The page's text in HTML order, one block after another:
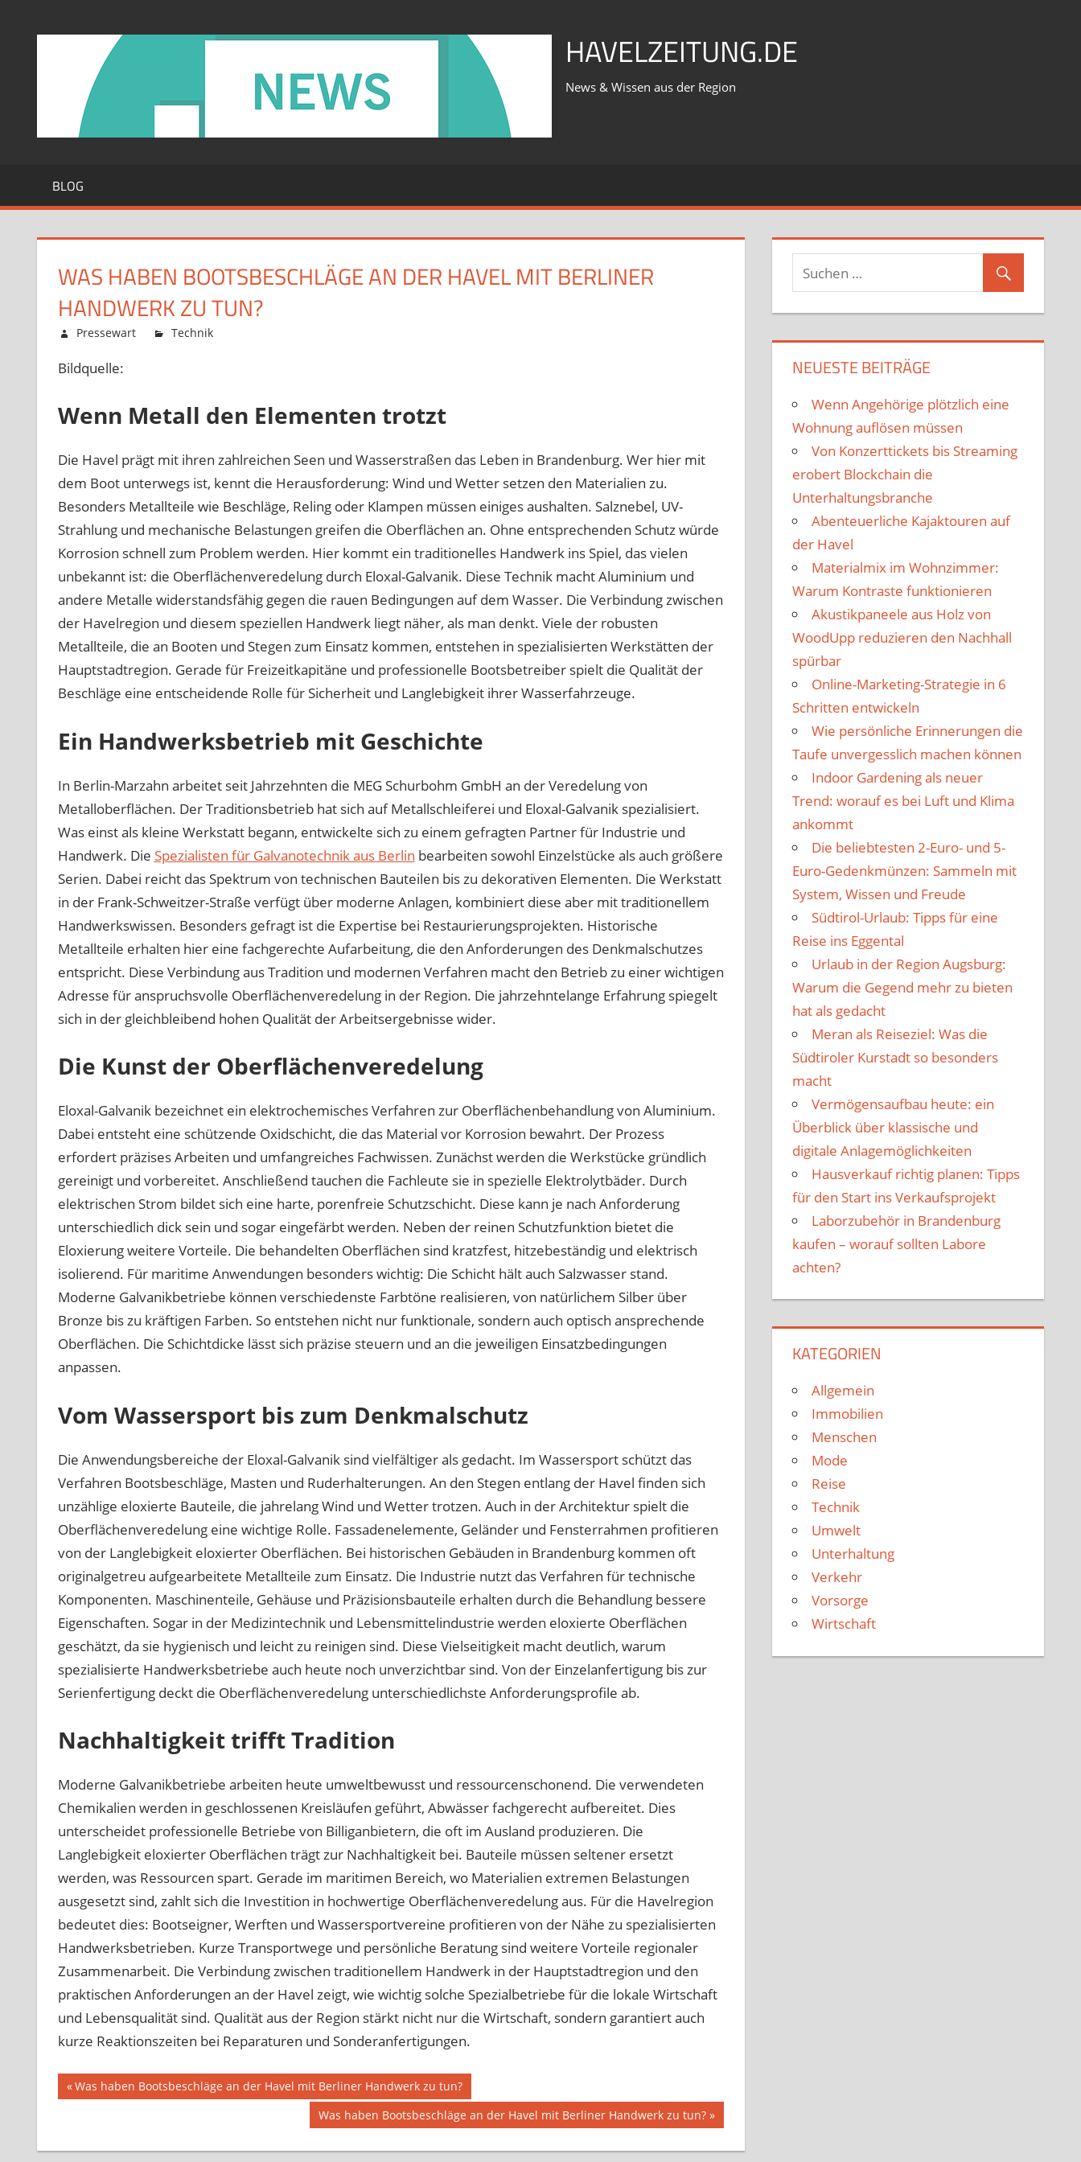
HAVELZEITUNG.DE
News & Wissen aus der Region
BLOG
WAS HABEN BOOTSBESCHLÄGE AN DER HAVEL MIT BERLINER
HANDWERK ZU TUN?
Februar 12, 2026
Pressewart Technik
an
der
mit
Berliner
Handwerk
zu
tun?
Bildquelle:
Wenn Metall den Elementen trotzt
Die Havel prägt mit ihren zahlreichen Seen und Wasserstraßen das Leben in Brandenburg. Wer hier mit
dem Boot unterwegs ist, kennt die Herausforderung: Wind und Wetter setzen den Materialien zu.
Besonders Metallteile wie Beschläge, Reling oder Klampen müssen einiges aushalten. Salznebel, UV-
Strahlung und mechanische Belastungen greifen die Oberflächen an. Ohne entsprechenden Schutz würde
Korrosion schnell zum Problem werden. Hier kommt ein traditionelles Handwerk ins Spiel, das vielen
unbekannt ist: die Oberflächenveredelung durch Eloxal-Galvanik. Diese Technik macht Aluminium und
andere Metalle widerstandsfähig gegen die rauen Bedingungen auf dem Wasser. Die Verbindung zwischen
der Havelregion und diesem speziellen Handwerk liegt näher, als man denkt. Viele der robusten
Metallteile, die an Booten und Stegen zum Einsatz kommen, entstehen in spezialisierten Werkstätten der
Hauptstadtregion. Gerade für Freizeitkapitäne und professionelle Bootsbetreiber spielt die Qualität der
Beschläge eine entscheidende Rolle für Sicherheit und Langlebigkeit ihrer Wasserfahrzeuge.
Ein Handwerksbetrieb mit Geschichte
In Berlin-Marzahn arbeitet seit Jahrzehnten die MEG Schurbohm GmbH an der Veredelung von
Metalloberflächen. Der Traditionsbetrieb hat sich auf Metallschleiferei und Eloxal-Galvanik spezialisiert.
Was einst als kleine Werkstatt begann, entwickelte sich zu einem gefragten Partner für Industrie und
Handwerk. Die Spezialisten für Galvanotechnik aus Berlin bearbeiten sowohl Einzelstücke als auch größere
Serien. Dabei reicht das Spektrum von technischen Bauteilen bis zu dekorativen Elementen. Die Werkstatt
in der Frank-Schweitzer-Straße verfügt über moderne Anlagen, kombiniert diese aber mit traditionellem
Handwerkswissen. Besonders gefragt ist die Expertise bei Restaurierungsprojekten. Historische
Metallteile erhalten hier eine fachgerechte Aufarbeitung, die den Anforderungen des Denkmalschutzes
entspricht. Diese Verbindung aus Tradition und modernen Verfahren macht den Betrieb zu einer wichtigen
Adresse für anspruchsvolle Oberflächenveredelung in der Region. Die jahrzehntelange Erfahrung spiegelt
sich in der gleichbleibend hohen Qualität der Arbeitsergebnisse wider.
Die Kunst der Oberflächenveredelung
Eloxal-Galvanik bezeichnet ein elektrochemisches Verfahren zur Oberflächenbehandlung von Aluminium.
Dabei entsteht eine schützende Oxidschicht, die das Material vor Korrosion bewahrt. Der Prozess
erfordert präzises Arbeiten und umfangreiches Fachwissen. Zunächst werden die Werkstücke gründlich
gereinigt und vorbereitet. Anschließend tauchen die Fachleute sie in spezielle Elektrolytbäder. Durch
elektrischen Strom bildet sich eine harte, porenfreie Schutzschicht. Diese kann je nach Anforderung
unterschiedlich dick sein und sogar eingefärbt werden. Neben der reinen Schutzfunktion bietet die
Eloxierung weitere Vorteile. Die behandelten Oberflächen sind kratzfest, hitzebeständig und elektrisch
isolierend. Für maritime Anwendungen besonders wichtig: Die Schicht hält auch Salzwasser stand.
Moderne Galvanikbetriebe können verschiedenste Farbtöne realisieren, von natürlichem Silber über
Bronze bis zu kräftigen Farben. So entstehen nicht nur funktionale, sondern auch optisch ansprechende
Oberflächen. Die Schichtdicke lässt sich präzise steuern und an die jeweiligen Einsatzbedingungen
anpassen.
Vom Wassersport bis zum Denkmalschutz
Die Anwendungsbereiche der Eloxal-Galvanik sind vielfältiger als gedacht. Im Wassersport schützt das
Verfahren Bootsbeschläge, Masten und Ruderhalterungen. An den Stegen entlang der Havel finden sich
unzählige eloxierte Bauteile, die jahrelang Wind und Wetter trotzen. Auch in der Architektur spielt die
Oberflächenveredelung eine wichtige Rolle. Fassadenelemente, Geländer und Fensterrahmen profitieren
von der Langlebigkeit eloxierter Oberflächen. Bei historischen Gebäuden in Brandenburg kommen oft
originalgetreu aufgearbeitete Metallteile zum Einsatz. Die Industrie nutzt das Verfahren für technische
Komponenten. Maschinenteile, Gehäuse und Präzisionsbauteile erhalten durch die Behandlung bessere
Eigenschaften. Sogar in der Medizintechnik und Lebensmittelindustrie werden eloxierte Oberflächen
geschätzt, da sie hygienisch und leicht zu reinigen sind. Diese Vielseitigkeit macht deutlich, warum
spezialisierte Handwerksbetriebe auch heute noch unverzichtbar sind. Von der Einzelanfertigung bis zur
Serienfertigung deckt die Oberflächenveredelung unterschiedlichste Anforderungsprofile ab.
Nachhaltigkeit trifft Tradition
Moderne Galvanikbetriebe arbeiten heute umweltbewusst und ressourcenschonend. Die verwendeten
Chemikalien werden in geschlossenen Kreisläufen geführt, Abwässer fachgerecht aufbereitet. Dies
unterscheidet professionelle Betriebe von Billiganbietern, die oft im Ausland produzieren. Die
Langlebigkeit eloxierter Oberflächen trägt zur Nachhaltigkeit bei. Bauteile müssen seltener ersetzt
werden, was Ressourcen spart. Gerade im maritimen Bereich, wo Materialien extremen Belastungen
ausgesetzt sind, zahlt sich die Investition in hochwertige Oberflächenveredelung aus. Für die Havelregion
bedeutet dies: Bootseigner, Werften und Wassersportvereine profitieren von der Nähe zu spezialisierten
Handwerksbetrieben. Kurze Transportwege und persönliche Beratung sind weitere Vorteile regionaler
Zusammenarbeit. Die Verbindung zwischen traditionellem Handwerk in der Hauptstadtregion und den
praktischen Anforderungen an der Havel zeigt, wie wichtig solche Spezialbetriebe für die lokale Wirtschaft
und Lebensqualität sind. Qualität aus der Region stärkt nicht nur die Wirtschaft, sondern garantiert auch
kurze Reaktionszeiten bei Reparaturen und Sonderanfertigungen.
Beitragsnavigation
Vorheriger
Was haben Bootsbeschläge an der Havel mit Berliner Handwerk zu tun?
Nächster
Beitrag:
Was haben Bootsbeschläge an der Havel mit Berliner Handwerk zu tun?
NEUESTE BEITRÄGE
Wenn Angehörige plötzlich eine
Wohnung auflösen müssen
Von Konzerttickets bis Streaming
erobert Blockchain die
Unterhaltungsbranche
Abenteuerliche Kajaktouren auf
der Havel
Materialmix im Wohnzimmer:
Warum Kontraste funktionieren
Akustikpaneele aus Holz von
WoodUpp reduzieren den Nachhall
spürbar
Online-Marketing-Strategie in 6
Schritten entwickeln
Wie persönliche Erinnerungen die
Taufe unvergesslich machen können
Indoor Gardening als neuer
Trend: worauf es bei Luft und Klima
ankommt
Die beliebtesten 2-Euro- und 5-
Euro-Gedenkmünzen: Sammeln mit
System, Wissen und Freude
Südtirol-Urlaub: Tipps für eine
Reise ins Eggental
Urlaub in der Region Augsburg:
Warum die Gegend mehr zu bieten
hat als gedacht
Meran als Reiseziel: Was die
Südtiroler Kurstadt so besonders
macht
Vermögensaufbau heute: ein
Überblick über klassische und
digitale Anlagemöglichkeiten
Hausverkauf richtig planen: Tipps
für den Start ins Verkaufsprojekt
Laborzubehör in Brandenburg
kaufen – worauf sollten Labore
achten?
KATEGORIEN
Allgemein
Immobilien
Menschen
Mode
Reise
Technik
Umwelt
Unterhaltung
Verkehr
Vorsorge
Wirtschaft